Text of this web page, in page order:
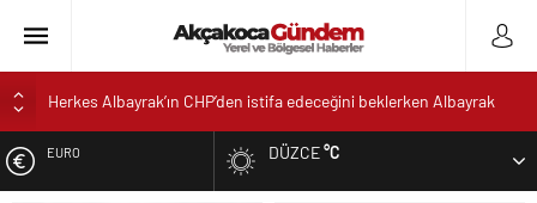
Herkes Albayrak’ın CHP’den istifa edeceğini beklerken Albayrak
Akçakoca’da Dev Uyuşturucu Operasyonu: 1 Tutuklama, 3
EURO DÜZCE°C